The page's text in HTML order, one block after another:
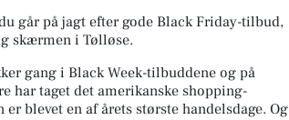
går på jagt efter gode Black Friday-tilbud,
skærmen i Tølløse.
gang i Black Week-tilbuddene og på
har taget det amerikanske shopping-
blevet en af årets største handelsdage. Og